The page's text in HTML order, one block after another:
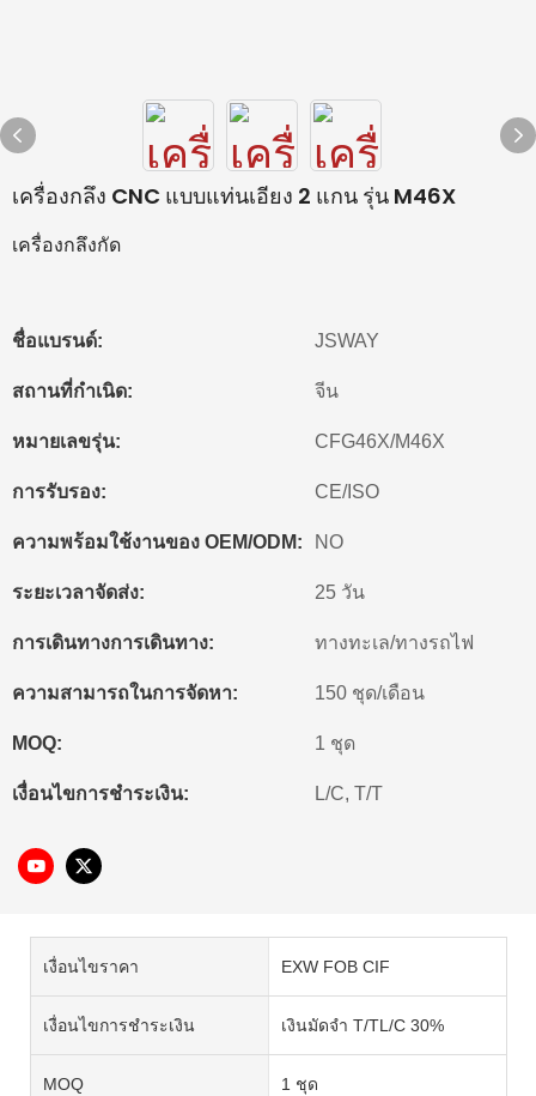
เครื่องกลึง CNC แบบแท่นเอียง 2 แกน รุ่น M46X
เครื่องกลึงกัด
ชื่อแบรนด์: JSWAY
สถานที่กำเนิด: จีน
หมายเลขรุ่น: CFG46X/M46X
การรับรอง: CE/ISO
ความพร้อมใช้งานของ OEM/ODM: NO
ระยะเวลาจัดส่ง: 25 วัน
การเดินทางการเดินทาง: ทางทะเล/ทางรถไฟ
ความสามารถในการจัดหา: 150 ชุด/เดือน
MOQ: 1 ชุด
เงื่อนไขการชำระเงิน: L/C, T/T
เงื่อนไขราคา EXW FOB CIF
เงื่อนไขการชำระเงิน เงินมัดจำ T/TL/C 30%
MOQ 1 ชุด